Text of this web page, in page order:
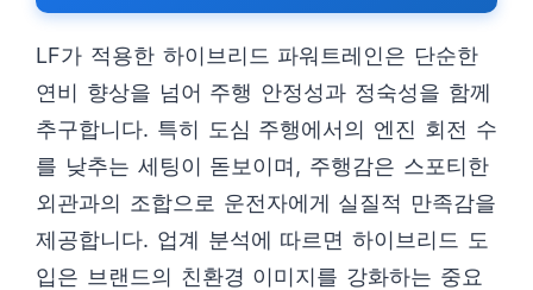
LF가 적용한 하이브리드 파워트레인은 단순한
연비 향상을 넘어 주행 안정성과 정숙성을 함께
추구합니다. 특히 도심 주행에서의 엔진 회전 수
를 낮추는 세팅이 돋보이며, 주행감은 스포티한
외관과의 조합으로 운전자에게 실질적 만족감을
제공합니다. 업계 분석에 따르면 하이브리드 도
입은 브랜드의 친환경 이미지를 강화하는 중요